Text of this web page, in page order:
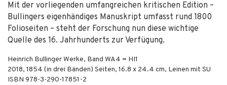
Mit der vorliegenden umfangreichen kritischen Edition –
Bullingers eigenhändiges Manuskript umfasst rund 1800
Folioseiten – steht der Forschung nun diese wichtige
Quelle des 16. Jahrhunderts zur Verfügung.
Heinrich Bullinger Werke, Band WA4 = HI1
2018, 1854 (in drei Bänden) Seiten, 16.8 x 24.4 cm, Leinen mit SU
ISBN 978-3-290-17851-2